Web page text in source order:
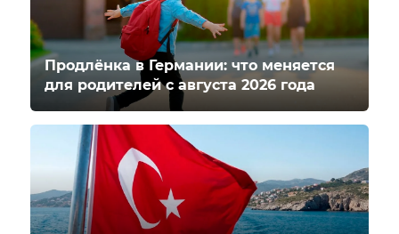
Продлёнка в Германии: что меняется
для родителей с августа 2026 года